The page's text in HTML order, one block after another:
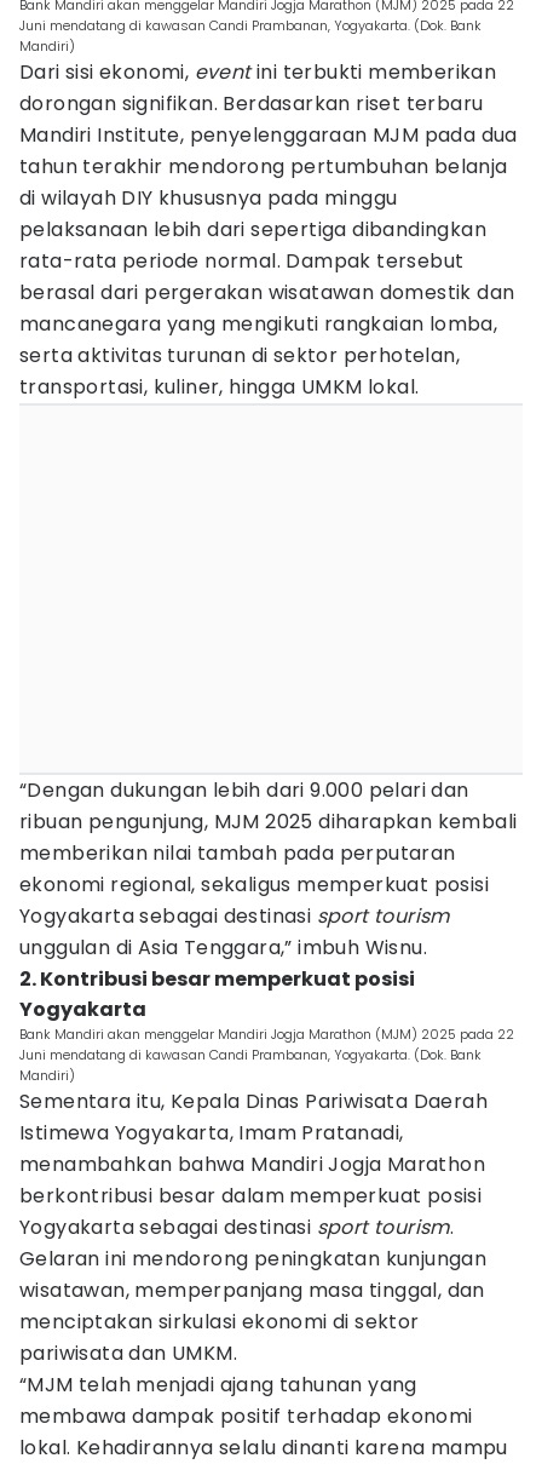
Bank Mandiri akan menggelar Mandiri Jogja Marathon (MJM) 2025 pada 22
Juni mendatang di kawasan Candi Prambanan, Yogyakarta. (Dok. Bank
Mandiri)
Dari sisi ekonomi, eventini terbukti memberikan
dorongan signifikan. Berdasarkan riset terbaru
Mandiri Institute, penyelenggaraan MJM pada dua
tahun terakhir mendorong pertumbuhan belanja
di wilayah DIY khususnya pada minggu
pelaksanaan lebih dari sepertiga dibandingkan
rata-rata periode normal. Dampak tersebut
berasal dari pergerakan wisatawan domestik dan
mancanegara yang mengikuti rangkaian lomba,
serta aktivitas turunan di sektor perhotelan,
transportasi, kuliner, hingga UMKM lokal.
“Dengan dukungan lebih dari 9.000 pelari dan
ribuan pengunjung, MJM 2025 diharapkan kembali
memberikan nilai tambah pada perputaran
ekonomi regional, sekaligus memperkuat posisi
Yogyakarta sebagai destinasi sport tourism
unggulan di Asia Tenggara,” imbuh Wisnu.
2. Kontribusi besar memperkuat posisi
Yogyakarta
Bank Mandiri akan menggelar Mandiri Jogja Marathon (MJM) 2025 pada 22
Juni mendatang di kawasan Candi Prambanan, Yogyakarta. (Dok. Bank
Mandiri)
Sementara itu, Kepala Dinas Pariwisata Daerah
Istimewa Yogyakarta, Imam Pratanadi,
menambahkan bahwa Mandiri Jogja Marathon
berkontribusi besar dalam memperkuat posisi
Yogyakarta sebagai destinasi sport tourism.
Gelaran ini mendorong peningkatan kunjungan
wisatawan, memperpanjang masa tinggal, dan
menciptakan sirkulasi ekonomi di sektor
pariwisata dan UMKM.
“MJM telah menjadi ajang tahunan yang
membawa dampak positif terhadap ekonomi
lokal. Kehadirannya selalu dinanti karena mampu